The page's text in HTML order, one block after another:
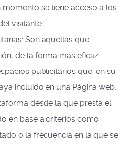
momento se tiene acceso a los
visitante.
Son aquellas que
de la forma más eficaz
publicitarios que, en su
incluido en una Página web,
desde la que presta el
en base a criterios como
o la frecuencia en la que se